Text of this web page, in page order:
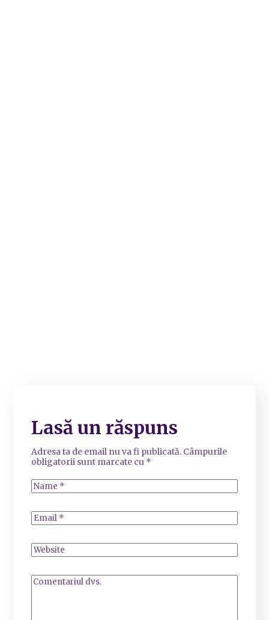
Lasă un răspuns
Adresa ta de email nu va fi publicată. Câmpurile
obligatorii sunt marcate cu *